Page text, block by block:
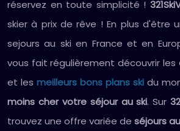
réservez en toute simplicité !
skier à prix de rêve ! En plus d'être
sejours au ski en France et en
vous fait régulièrement découvrir les
et les meilleurs bons plans ski du
moins cher votre séjour au ski. Sur
trouvez une offre variée de séjours